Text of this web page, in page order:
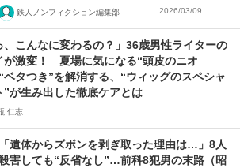
鉄人ノンフィクション編集部 2026/03/09
、こんなに変わるの？」36歳男性ライターの
が激変！ 夏場に気になる“頭皮のニオ
ベタつき”を解消する、“ウィッグのスペシャ
”が生み出した徹底ケアとは
仁志
「遺体からズボンを剥ぎ取った理由は…」8人
害しても“反省なし”…前科8犯男の末路（昭